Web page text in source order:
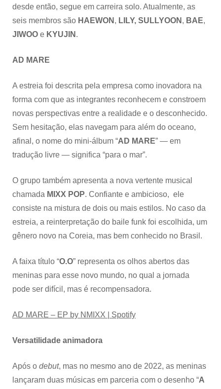
desde então, segue em carreira solo. Atualmente, as
seis membros são HAEWON , LILY, SULLYOON , BAE,
JIWOO e KYUJIN .
AD MARE
A estreia foi descrita pela empresa como inovadora na
forma com que as integrantes reconhecem e constroem
novas perspectivas entre a realidade e o desconhecido.
Sem hesitação, elas navegam para além do oceano,
afinal, o nome do mini-álbum “AD MARE” — em
tradução livre — significa “para o mar”.
O grupo também apresenta a nova vertente musical
chamada MIXX POP. Confiante e ambicioso, ele
consiste na mistura de dois ou mais estilos. No caso da
estreia, a reinterpretação do baile funk foi escolhida, um
gênero novo na Coreia, mas bem conhecido no Brasil.
A faixa título “O.O” representa os olhos abertos das
meninas para esse novo mundo, no qual a jornada
pode ser difícil, mas é recompensadora.
AD MARE – EP by NMIXX | Spotify
Versatilidade animadora
Após o debut, mas no mesmo ano de 2022, as meninas
lançaram duas músicas em parceria com o desenho “A